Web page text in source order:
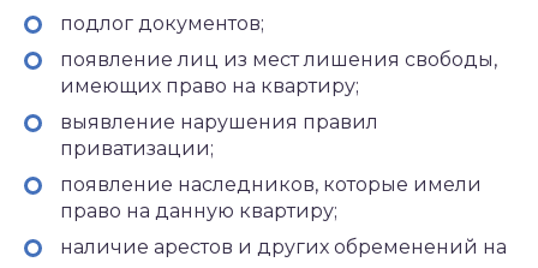
подлог документов;
появление лиц из мест лишения свободы,
имеющих право на квартиру;
выявление нарушения правил
приватизации;
появление наследников, которые имели
право на данную квартиру;
наличие арестов и других обременений на